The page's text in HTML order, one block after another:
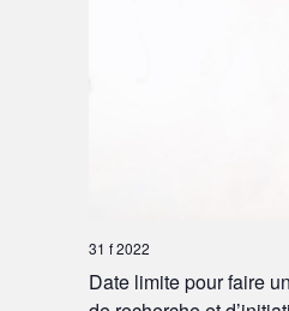
Date limite pour faire
31 f 2022